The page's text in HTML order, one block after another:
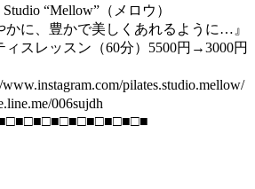
（メロウ）
に、豊かで美しくあれるように…』
スレッスン（60分）5500円→3000円
pilates.studio.mellow/
006sujdh